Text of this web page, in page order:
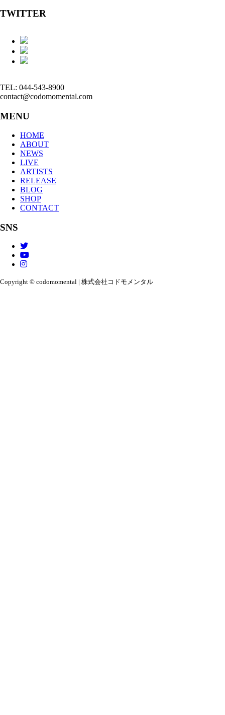
TWITTER
TEL: 044-543-8900
contact@codomomental.com
MENU
HOME
ABOUT
NEWS
LIVE
ARTISTS
RELEASE
BLOG
SHOP
CONTACT
SNS
Copyright © codomomental | 株式会社コドモメンタル